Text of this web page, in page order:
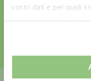
vostri dati e per quali
modificare o revocare
momento dalla
sull'icona di attivazione